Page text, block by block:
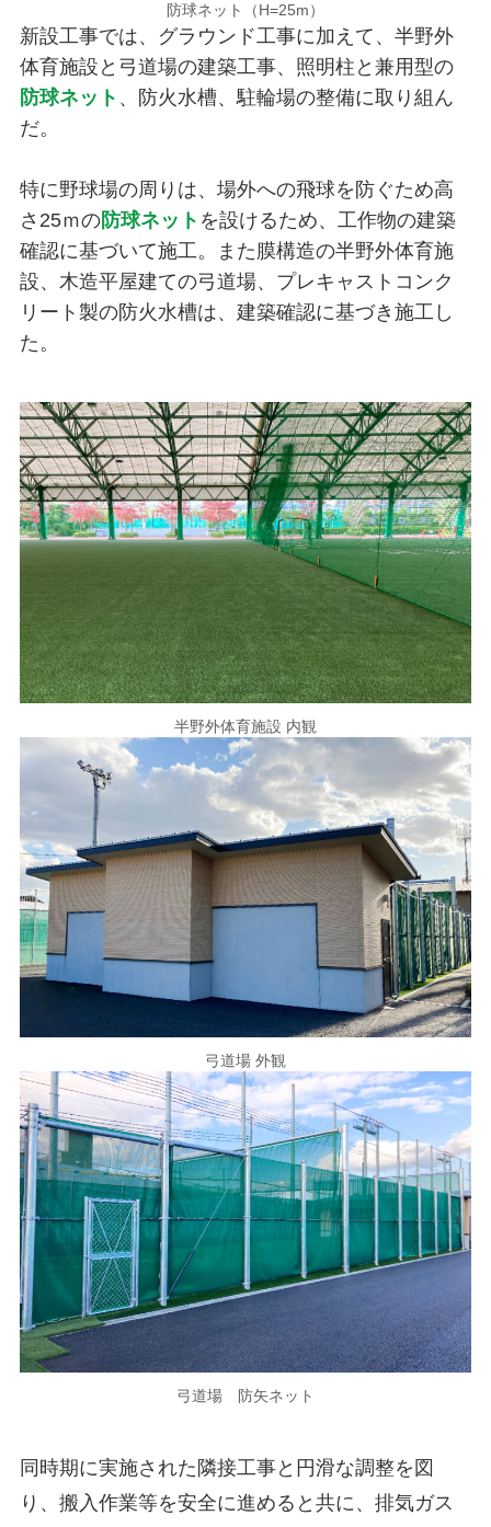
防球ネット（H=25m）
新設工事では、グラウンド工事に加えて、半野外
体育施設と弓道場の建築工事、照明柱と兼用型の
防球ネット 、防火水槽、駐輪場の整備に取り組ん
だ。
特に野球場の周りは、場外への飛球を防ぐため高
さ25ｍの防球ネット を設けるため、工作物の建築
確認に基づいて施工。また膜構造の半野外体育施
設、木造平屋建ての弓道場、プレキャストコンク
リート製の防火水槽は、建築確認に基づき施工し
た。
半野外体育施設 内観
弓道場 外観
弓道場 防矢ネット
同時期に実施された隣接工事と円滑な調整を図
り、搬入作業等を安全に進めると共に、排気ガス